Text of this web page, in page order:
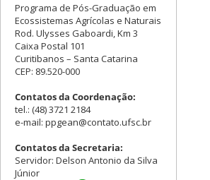
Programa de Pós-Graduação em
Ecossistemas Agrícolas e Naturais
Rod. Ulysses Gaboardi, Km 3
Caixa Postal 101
Curitibanos – Santa Catarina
CEP: 89.520-000
Contatos da Coordenação:
tel.: (48) 3721 2184
e-mail: ppgean@contato.ufsc.br
Contatos da Secretaria:
Servidor: Delson Antonio da Silva
Júnior